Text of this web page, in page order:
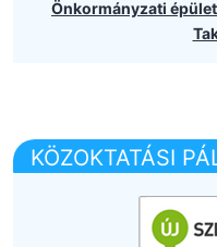
Önkormányzati
KÖZOKTATÁSI